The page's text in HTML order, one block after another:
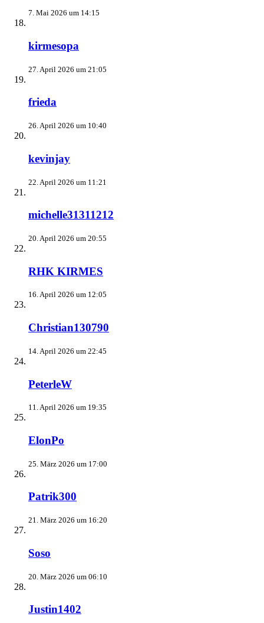
7. Mai 2026 um 14:15
kirmesopa
27. April 2026 um 21:05
frieda
26. April 2026 um 10:40
kevinjay
22. April 2026 um 11:21
michelle31311212
20. April 2026 um 20:55
RHK KIRMES
16. April 2026 um 12:05
Christian130790
14. April 2026 um 22:45
PeterleW
11. April 2026 um 19:35
ElonPo
25. März 2026 um 17:00
Patrik300
21. März 2026 um 16:20
Soso
20. März 2026 um 06:10
Justin1402